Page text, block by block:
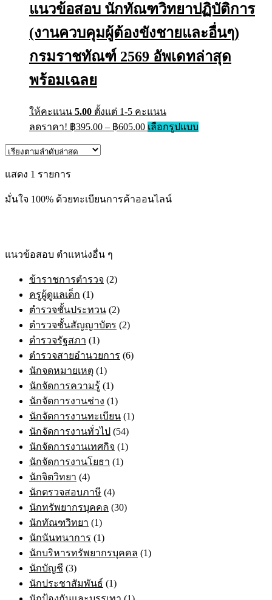
แนวข้อสอบ นักทัณฑวิทยาปฏิบัติการ
(งานควบคุมผู้ต้องขังชายและอื่นๆ)
กรมราชทัณฑ์ 2569 อัพเดทล่าสุด
พร้อมเฉลย
ให้คะแนน 5.00 ตั้งแต่ 1-5 คะแนน
ลดราคา! ฿395.00 – ฿605.00Price
range:
เลือกรูปแบบThis
product
แสดง 1 รายการ
มั่นใจ 100% ด้วยทะเบียนการค้าออนไลน์
แนวข้อสอบ ตำแหน่งอื่น ๆ
ข้าราชการตำรวจ (2)
ครูผู้ดูแลเด็ก (1)
ตำรวจชั้นประทวน (2)
ตำรวจชั้นสัญญาบัตร (2)
ตำรวจรัฐสภา (1)
ตำรวจสายอำนวยการ (6)
นักจดหมายเหตุ (1)
นักจัดการความรู้ (1)
นักจัดการงานช่าง (1)
นักจัดการงานทะเบียน (1)
นักจัดการงานทั่วไป (54)
นักจัดการงานเทศกิจ (1)
นักจัดการงานโยธา (1)
นักจิตวิทยา (4)
นักตรวจสอบภาษี (4)
นักทรัพยากรบุคคล (30)
นักทัณฑวิทยา (1)
นักนันทนาการ (1)
นักบริหารทรัพยากรบุคคล (1)
นักบัญชี (3)
นักประชาสัมพันธ์ (1)